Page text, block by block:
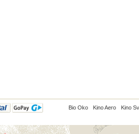
Bio Oko Kino Aero Kino